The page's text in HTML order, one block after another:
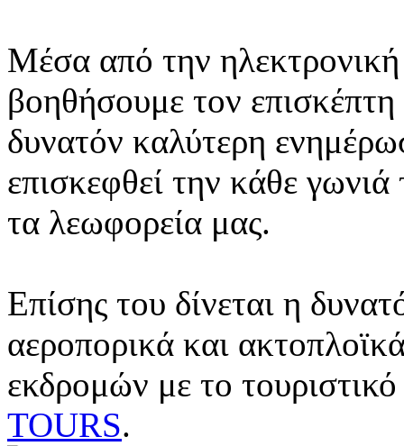
Μέσα από την ηλεκτρονική
βοηθήσουμε τον
δυνατόν καλύτερη
επισκεφθεί την κάθε
τα λεωφορεία μας.
Επίσης του δίνεται η
αεροπορικά και
εκδρομών με το
TOURS.